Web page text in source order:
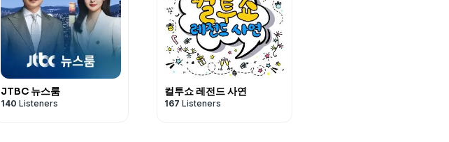
JTBC 뉴스룸
140 Listeners
컬투쇼 레전드 사연
167 Listeners